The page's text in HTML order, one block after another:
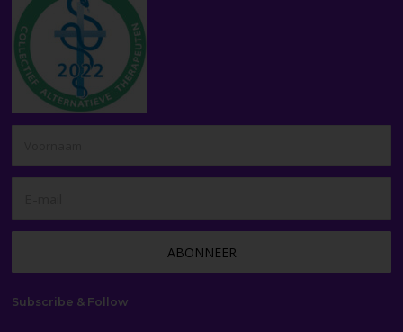
Subscribe & Follow